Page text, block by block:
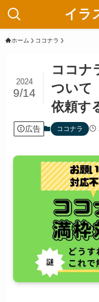
イラ
ホーム ココナラ
ココナ
ついて
依頼す
2024
9/14
広告 ココナラ